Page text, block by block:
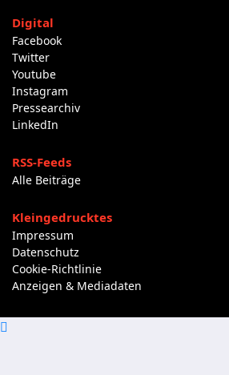
Digital
Facebook
Twitter
Youtube
Instagram
Pressearchiv
LinkedIn
RSS-Feeds
Alle Beiträge
Kleingedrucktes
Impressum
Datenschutz
Cookie-Richtlinie
Anzeigen & Mediadaten